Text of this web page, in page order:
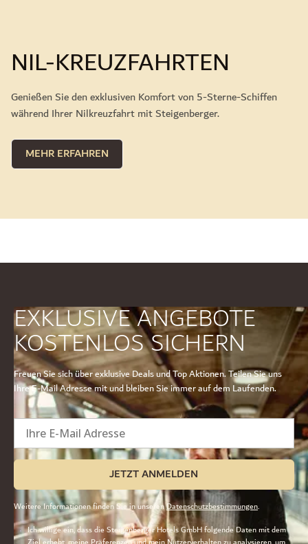
NIL-KREUZFAHRTEN
Genießen Sie den exklusiven Komfort von 5-Sterne-Schiffen
während Ihrer Nilkreuzfahrt mit Steigenberger.
MEHR ERFAHREN
EXKLUSIVE ANGEBOTE
KOSTENLOS SICHERN
Freuen Sie sich über exklusive Deals und Top Aktionen. Teilen Sie uns
Ihre E-Mail Adresse mit und bleiben Sie immer auf dem Laufenden.
Ihre E-Mail Adresse
JETZT ANMELDEN
Weitere Informationen finden Sie in unserenDatenschutzbestimmungen.
Ich willige ein, dass die Steigenberger Hotels GmbH folgende Daten mit dem